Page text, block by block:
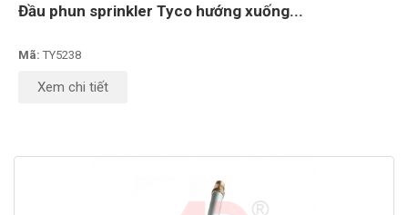
Đầu phun sprinkler Tyco hướng xuống...
Mã: TY5238
Xem chi tiết